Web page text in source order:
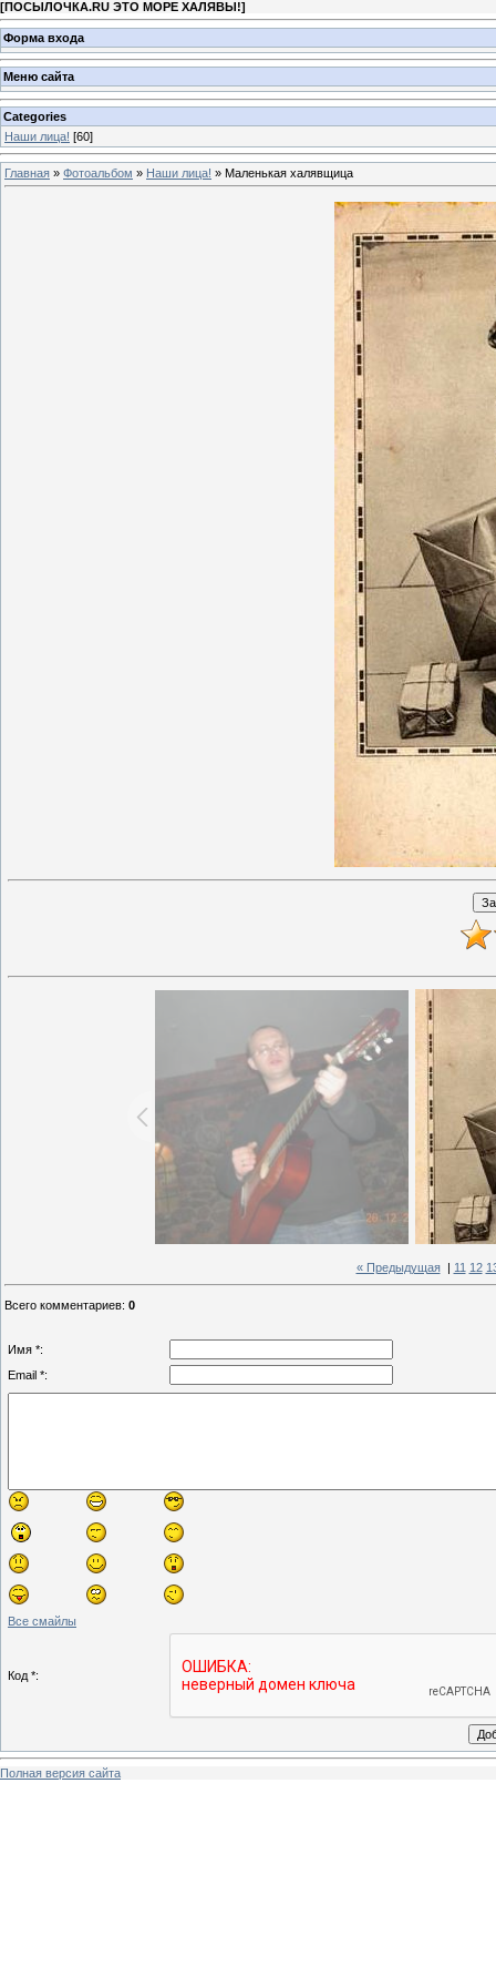
[ПОСЫЛОЧКА.RU ЭТО МОРЕ ХАЛЯВЫ!]
Форма входа
Меню сайта
Categories
Наши лица! [60]
Главная » Фотоальбом » Наши лица! » Маленькая халявщица
« Предыдущая| 11 12
Всего комментариев: 0
Имя *:
Email *:
Все смайлы
Код *:
Полная версия сайта